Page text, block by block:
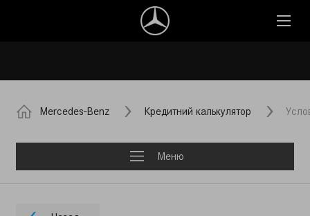
Mercedes-Benz Кредитний калькулятор
Меню